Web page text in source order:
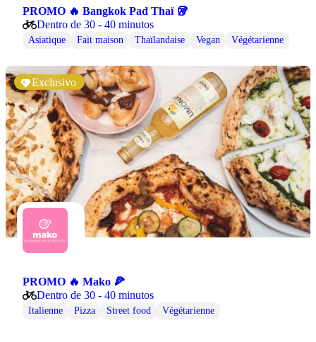
PROMO 🔥 Bangkok Pad Thaï 🥡
Dentro de 30 - 40 minutos
Asiatique Fait maison Thaïlandaise Vegan Végétarienne
Exclusivo
PROMO 🔥 Mako 🍕
Dentro de 30 - 40 minutos
Italienne Pizza Street food Végétarienne